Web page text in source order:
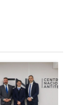
aclaró sus
de tendencia con